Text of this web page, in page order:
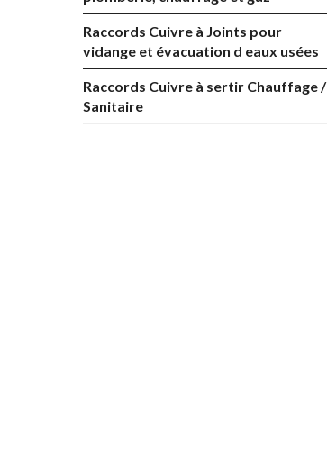
Raccords Cuivre à Joints pour
vidange et évacuation d eaux usées
Raccords Cuivre à sertir Chauffage /
Sanitaire